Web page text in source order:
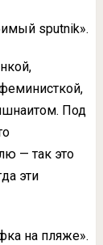
sputnik».
Под
— так это
эти
на пляже».